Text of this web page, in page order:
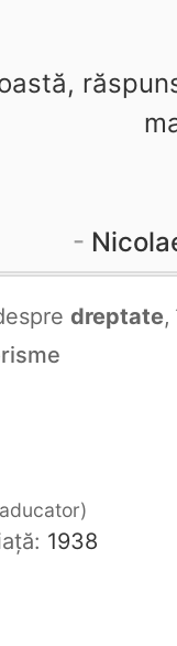
dreptate,
1938